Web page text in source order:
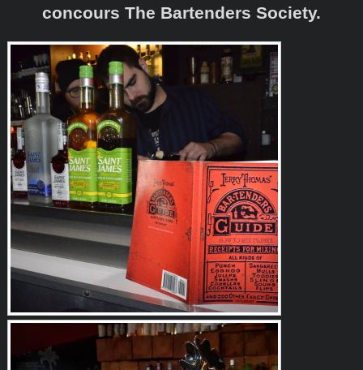
concours The Bartenders Society.